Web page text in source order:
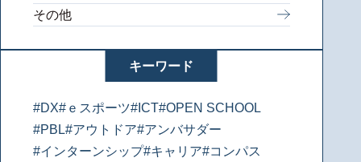
その他
キーワード
#DX#ｅスポーツ#ICT#OPEN SCHOOL
#PBL#アウトドア#アンバサダー
#インターンシップ#キャリア#コンパス